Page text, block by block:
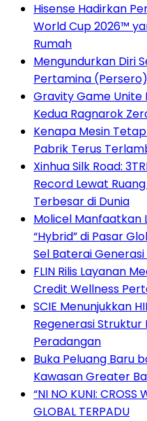
Hisense Hadirkan
World Cup 2026™
Rumah
Mengundurkan Diri
Pertamina
Gravity Game Unite
Kedua Ragnarok
Kenapa Mesin
Pabrik Terus
Xinhua Silk Road:
Record Lewat
Terbesar di Dunia
Molicel Manfaatkan
“Hybrid” di Pasar
Sel Baterai
FLIN Rilis Layanan
Credit Wellness
SCIE Menunjukkan
Regenerasi Struktur
Peradangan
Buka Peluang Baru
Kawasan Greater
“NI NO KUNI: CROSS
GLOBAL TERPADU